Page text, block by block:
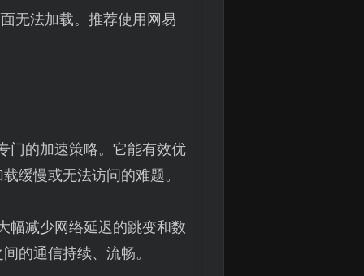
无法加载。推荐使用网易
门的加速策略。它能有效优
缓慢或无法访问的难题。
幅减少网络延迟的跳变和数
的通信持续、流畅。